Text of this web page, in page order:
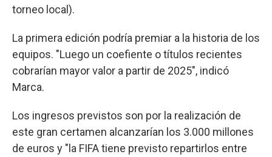
torneo local).
La primera edición podría premiar a la historia de los
equipos. "Luego un coefiente o títulos recientes
cobrarían mayor valor a partir de 2025", indicó
Marca.
Los ingresos previstos son por la realización de
este gran certamen alcanzarían los 3.000 millones
de euros y "la FIFA tiene previsto repartirlos entre